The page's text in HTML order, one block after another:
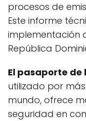
procesos de
Este informe
implementación
República
El pasaporte
utilizado por
mundo, ofrece
seguridad en